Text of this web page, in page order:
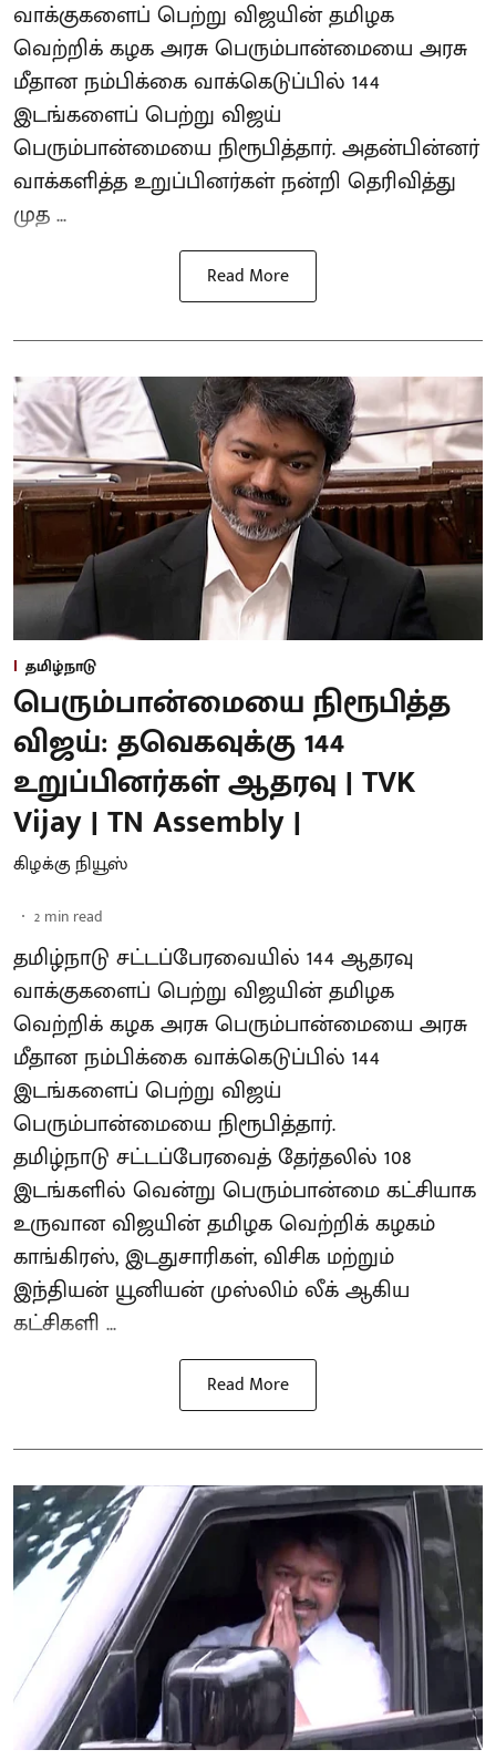
வாக்குகளைப் பெற்று விஜயின் தமிழக
வெற்றிக் கழக அரசு பெரும்பான்மையை அரசு
மீதான நம்பிக்கை வாக்கெடுப்பில் 144
இடங்களைப் பெற்று விஜய்
பெரும்பான்மையை நிரூபித்தார். அதன்பின்னர்
வாக்களித்த உறுப்பினர்கள் நன்றி தெரிவித்து
முத ...
Read More
தமிழ்நாடு
பெரும்பான்மையை நிரூபித்த
விஜய்: தவெகவுக்கு 144
உறுப்பினர்கள் ஆதரவு | TVK
Vijay | TN Assembly |
கிழக்கு நியூஸ்
2 min read
தமிழ்நாடு சட்டப்பேரவையில் 144 ஆதரவு
வாக்குகளைப் பெற்று விஜயின் தமிழக
வெற்றிக் கழக அரசு பெரும்பான்மையை அரசு
மீதான நம்பிக்கை வாக்கெடுப்பில் 144
இடங்களைப் பெற்று விஜய்
பெரும்பான்மையை நிரூபித்தார்.
தமிழ்நாடு சட்டப்பேரவைத் தேர்தலில் 108
இடங்களில் வென்று பெரும்பான்மை கட்சியாக
உருவான விஜயின் தமிழக வெற்றிக் கழகம்
காங்கிரஸ், இடதுசாரிகள், விசிக மற்றும்
இந்தியன் யூனியன் முஸ்லிம் லீக் ஆகிய
கட்சிகளி ...
Read More